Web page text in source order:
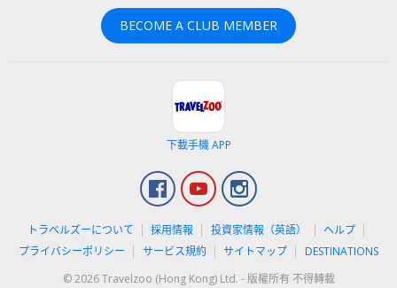
BECOME A CLUB MEMBER
下載手機 APP
FacebookYouTube
トラベルズーについて 採用情報 投資家情報（英語）
ヘルプ
プライバシーポリシー
サービス規約 サイトマップ
DESTINATIONS
© 2026 Travelzoo (Hong Kong) Ltd. - 版權所有 不得轉載